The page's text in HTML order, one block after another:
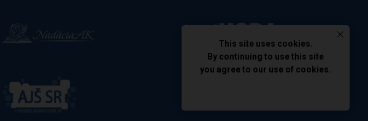
This site uses cookies.
By continuing to use this site
you agree to our use of cookies.